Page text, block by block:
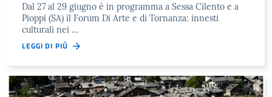
Dal 27 al 29 giugno è in programma a Sessa Cilento e a
Pioppi (SA) il Forum Di Arte e di Tornanza: innesti
culturali nei …
LEGGI DI PIÙ